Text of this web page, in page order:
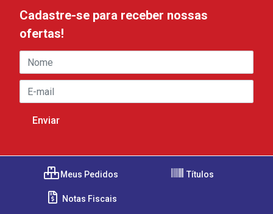
Cadastre-se para receber nossas
ofertas!
Meus Pedidos Títulos
Notas Fiscais